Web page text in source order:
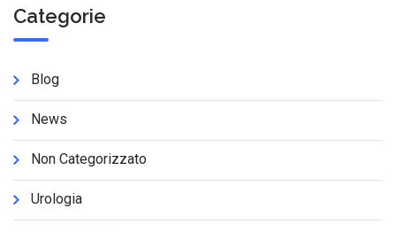
Categorie
Blog
News
Non Categorizzato
Urologia